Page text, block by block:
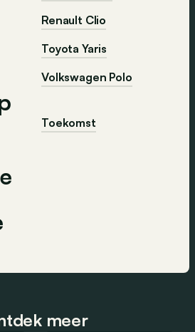
Renault Clio
Toyota Yaris
Volkswagen Polo
Toekomst
meer